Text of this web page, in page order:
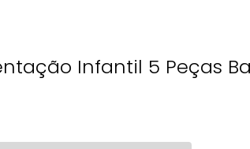
Infantil 5 Peças